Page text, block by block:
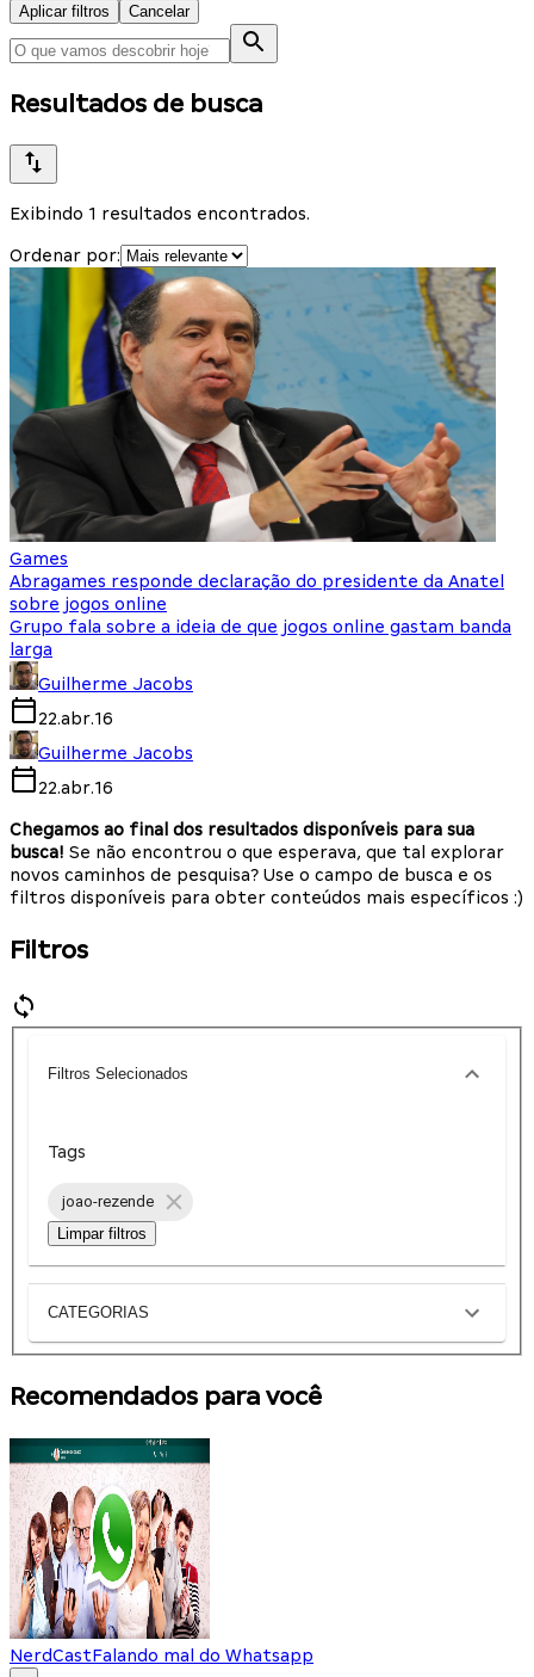
Aplicar filtros Cancelar
Resultados de busca
Exibindo 1 resultados encontrados.
Ordenar por:
Games
Abragames responde declaração do presidente da Anatel
sobre jogos online
Grupo fala sobre a ideia de que jogos online gastam banda
larga
Guilherme Jacobs
22.abr.16
Guilherme Jacobs
22.abr.16
Chegamos ao final dos resultados disponíveis para sua
busca! Se não encontrou o que esperava, que tal explorar
novos caminhos de pesquisa? Use o campo de busca e os
filtros disponíveis para obter conteúdos mais específicos :)
Filtros
Filtros Selecionados
Tags
joao-rezende
Limpar filtros
CATEGORIAS
Recomendados para você
NerdCastFalando mal do Whatsapp